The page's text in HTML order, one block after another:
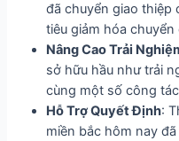
đã chuyển giao thiệp
tiêu giảm hóa chuyển
Nâng Cao Trải
sở hữu hầu như trải
cùng một số công
Hỗ Trợ Quyết Định:
miền bắc hôm nay